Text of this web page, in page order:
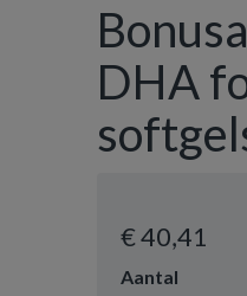
DHA
€ 40,41
Aantal